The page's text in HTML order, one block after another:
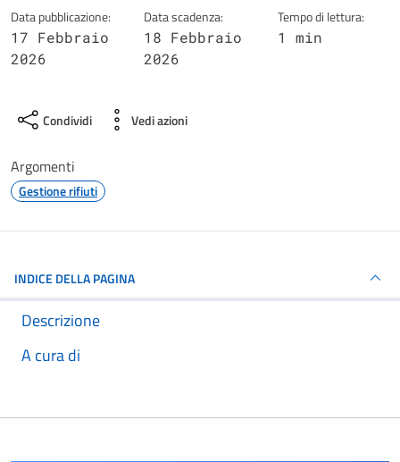
Data pubblicazione:
17 Febbraio
2026
Data scadenza:
18 Febbraio
2026
Tempo di lettura:
1 min
Condividi Vedi azioni
Argomenti
Gestione rifiuti
INDICE DELLA PAGINA
Descrizione
A cura di